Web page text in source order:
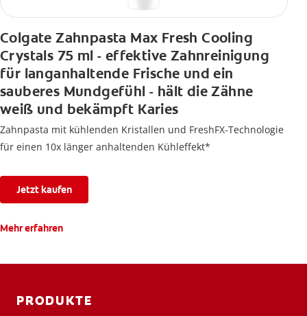
Colgate Zahnpasta Max Fresh Cooling
Crystals 75 ml - effektive Zahnreinigung
für langanhaltende Frische und ein
sauberes Mundgefühl - hält die Zähne
weiß und bekämpft Karies
Zahnpasta mit kühlenden Kristallen und FreshFX-Technologie
für einen 10x länger anhaltenden Kühleffekt*
Jetzt kaufen
Mehr erfahren
PRODUKTE